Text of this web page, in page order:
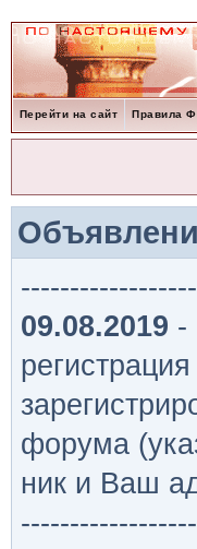
Перейти на сайт Правила
09.08.2019 -
форума
ник и Ваш